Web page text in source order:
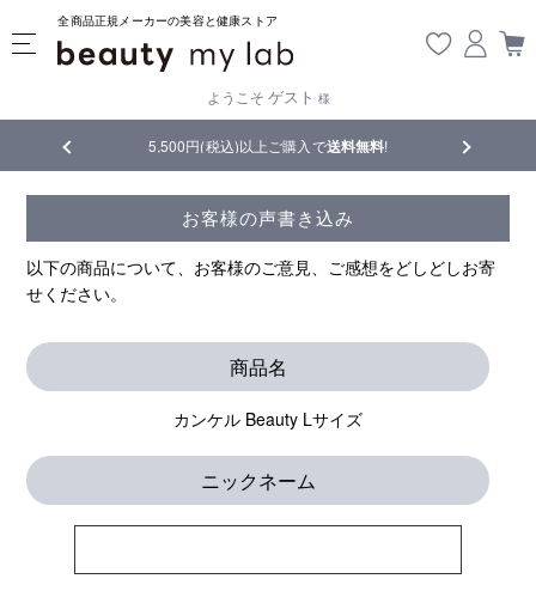
全商品正規メーカーの美容と健康ストア
ようこそ ゲスト 様
5,500円(税込)以上ご購入で送料無料! 【重要】
お客様の声書き込み
以下の商品について、お客様のご意見、ご感想をどしどしお寄
せください。
商品名
カンケル Beauty Lサイズ
ニックネーム